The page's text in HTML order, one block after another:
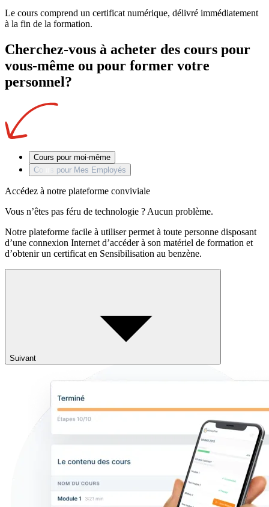
Le cours comprend un certificat numérique, délivré immédiatement
à la fin de la formation.
Cherchez-vous à acheter des cours pour
vous-même ou pour former votre
personnel?
Cours pour moi-même
Cours pour Mes Employés
Accédez à notre plateforme conviviale
Vous n’êtes pas féru de technologie ? Aucun problème.
Notre plateforme facile à utiliser permet à toute personne disposant
d’une connexion Internet d’accéder à son matériel de formation et
d’obtenir un certificat en Sensibilisation au benzène.
Suivant